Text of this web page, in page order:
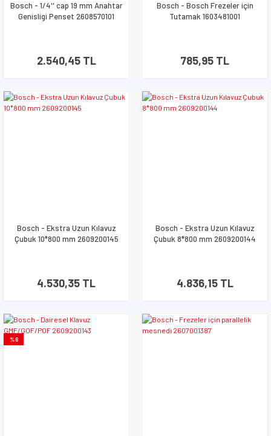
Bosch - 1/4'' cap 19 mm Anahtar
Genisligi Penset 2608570101
2.540,45 TL
Bosch - Bosch Frezeler için
Tutamak 1603481001
785,95 TL
Bosch - Ekstra Uzun Kılavuz
Çubuk 10*800 mm 2609200145
4.530,35 TL
Bosch - Ekstra Uzun Kılavuz
Çubuk 8*800 mm 2609200144
4.836,15 TL
%6